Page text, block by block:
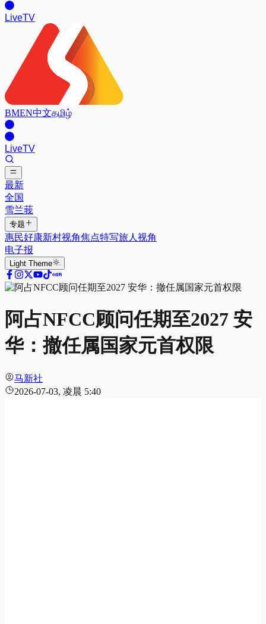
LiveTV
BMEN中文தமிழ்
LiveTV
最新
全国
雪兰莪
专题
惠民好康新村视角焦点特写旅人视角
电子报
Light Theme
阿占NFCC顾问任期至2027 安
华：撤任属国家元首权限
马新社
2026-07-03, 凌晨 5:40